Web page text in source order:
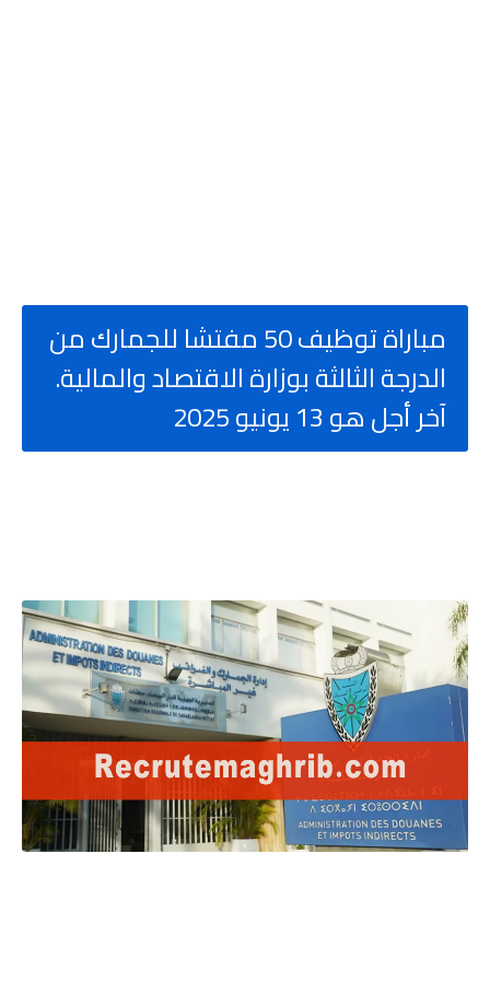
مباراة توظيف 50 مفتشا للجمارك من
الدرجة الثالثة بوزارة الاقتصاد والمالية.
آخر أجل هو 13 يونيو 2025